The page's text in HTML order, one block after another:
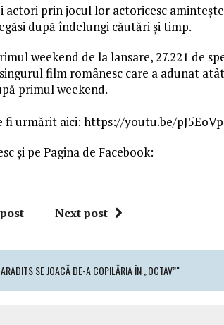
prin jocul lor actoricesc
după îndelungi căutări și timp.
weekend de la lansare, 27.221 de
film românesc care a adunat
primul weekend.
urmărit aici: https://youtu.be/
și pe Pagina de Facebook:
Next post
SE JOACĂ DE-A COPILĂRIA ÎN „OCTAV”"